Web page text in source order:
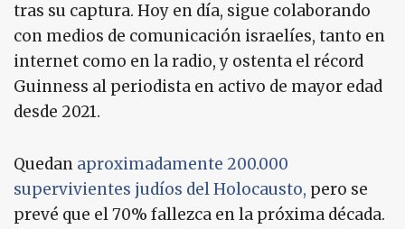
tras su captura. Hoy en día, sigue colaborando
con medios de comunicación israelíes, tanto en
internet como en la radio, y ostenta el récord
Guinness al periodista en activo de mayor edad
desde 2021.
Quedan aproximadamente 200.000
supervivientes judíos del Holocausto, pero se
prevé que el 70% fallezca en la próxima década.